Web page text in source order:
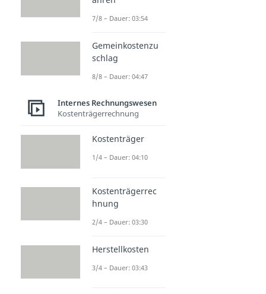
7/8 – Dauer: 03:54
Gemeinkostenzu
schlag
8/8 – Dauer: 04:47
Internes Rechnungswesen
Kostenträgerrechnung
Kostenträger
1/4 – Dauer: 04:10
Kostenträgerrec
hnung
2/4 – Dauer: 03:30
Herstellkosten
3/4 – Dauer: 03:43